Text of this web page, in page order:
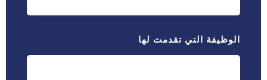
الوظيفة التي تقدمت لها